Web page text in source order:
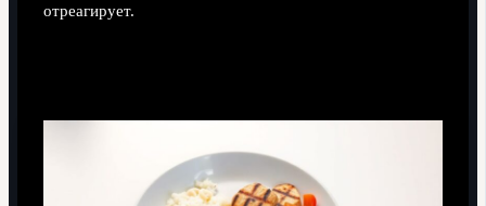
отреагирует.